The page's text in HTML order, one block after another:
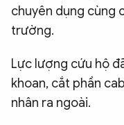
chuyên dụng cùng
trường.
Lực lượng cứu hộ
khoan, cắt phần
nhân ra ngoài.